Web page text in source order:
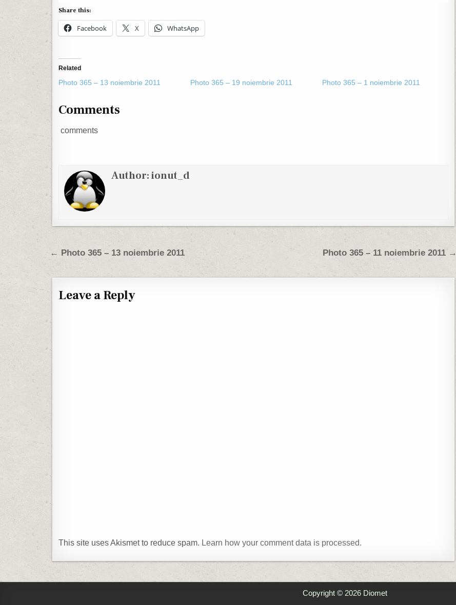
Share this:
Facebook X WhatsApp
Related
Photo 365 – 13 noiembrie 2011 Photo 365 – 19 noiembrie 2011 Photo 365 – 1 noiembrie 2011
Comments
comments
Author:ionut_d
Post navigation Photo 365 – 11 noiembrie 2011 →
← Photo 365 – 13 noiembrie 2011
Leave a Reply
This site uses Akismet to reduce spam. Learn how your comment data is processed.
Copyright © 2026 Diomet